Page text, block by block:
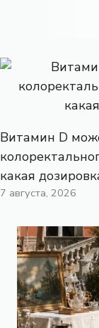
Витамин D
какая
7 августа, 2026